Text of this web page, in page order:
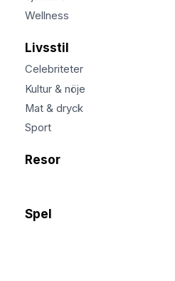
Wellness
Livsstil
Celebriteter
Kultur & nöje
Mat & dryck
Sport
Resor
Spel